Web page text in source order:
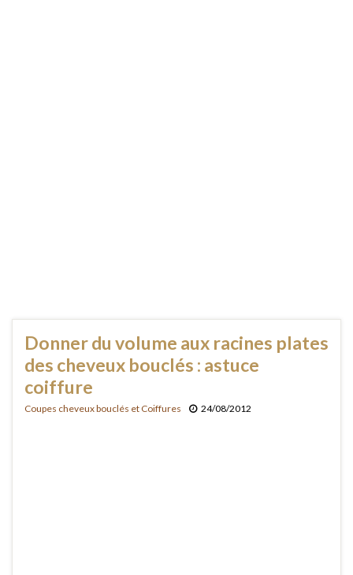
Donner du volume aux racines plates
des cheveux bouclés : astuce
coiffure
Coupes cheveux bouclés et Coiffures 24/08/2012